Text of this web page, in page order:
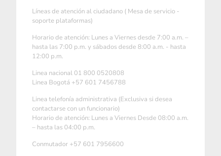
Líneas de atención al ciudadano ( Mesa de servicio -
soporte plataformas)
Horario de atención: Lunes a Viernes desde 7:00 a.m. –
hasta las 7:00 p.m. y sábados desde 8:00 a.m. - hasta
12:00 p.m.
Linea nacional 01 800 0520808
Linea Bogotá +57 601 7456788
Linea telefonía administrativa (Exclusiva si desea
contactarse con un funcionario)
Horario de atención: Lunes a Viernes Desde 08:00 a.m.
– hasta las 04:00 p.m.
Conmutador +57 601 7956600